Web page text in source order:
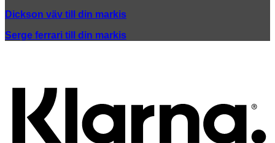
Dickson väv till din markis
Serge ferrari till din markis